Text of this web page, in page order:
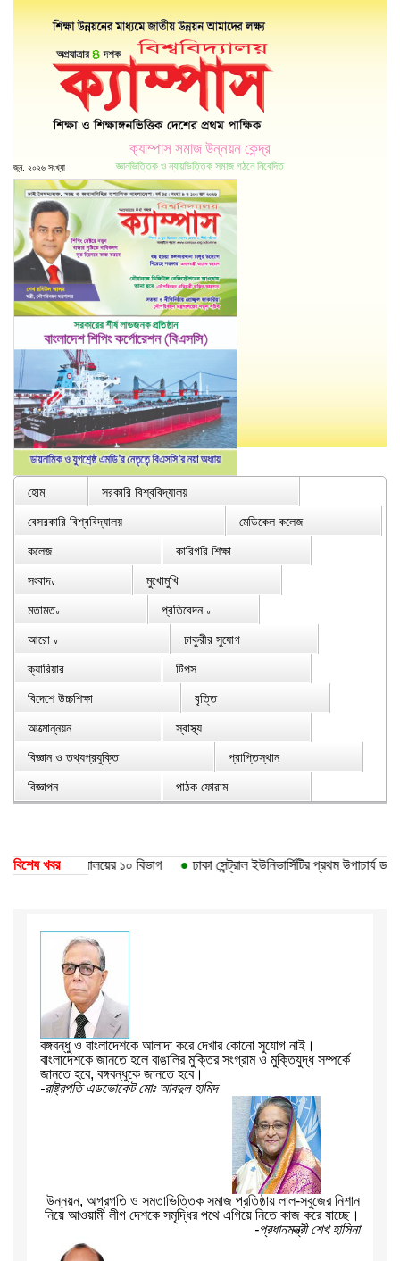
ক্যাম্পাস সমাজ উন্নয়ন কেন্দ্র
জ্ঞানভিত্তিক ও ন্যায়ভিত্তিক সমাজ গঠনে নিবেদিত
জুন, ২০২৬ সংখ্যা
হোম
সরকারি বিশ্ববিদ্যালয়
বেসরকারি বিশ্ববিদ্যালয়
মেডিকেল কলেজ
কলেজ
কারিগরি শিক্ষা
সংবাদ∨
মুখোমুখি
মতামত∨ প্রতিবেদন ∨
আরো ∨
চাকুরীর সুযোগ
ক্যারিয়ার
টিপস
বিদেশে উচ্চশিক্ষা
বৃত্তি
আত্মোন্নয়ন
স্বাস্থ্য
বিজ্ঞান ও তথ্যপ্রযুক্তি
প্রাপ্তিস্থান
বিজ্ঞাপন
পাঠক ফোরাম
বিশেষ খবর
বিশ্ববিদ্যালয়ের ১০ বিভাগ ● ঢাকা সেন্ট্রাল ইউনিভার্সিটির প্রথম উপাচার্য ড.
বঙ্গবন্ধু ও বাংলাদেশকে আলাদা করে দেখার কোনো সুযোগ নাই।
বাংলাদেশকে জানতে হলে বাঙালির মুক্তির সংগ্রাম ও মুক্তিযুদ্ধ সম্পর্কে
জানতে হবে, বঙ্গবন্ধুকে জানতে হবে।
-রাষ্ট্রপতি এডভোকেট মোঃ আবদুল হামিদ
উন্নয়ন, অগ্রগতি ও সমতাভিত্তিক সমাজ প্রতিষ্ঠায় লাল-সবুজের নিশান
নিয়ে আওয়ামী লীগ দেশকে সমৃদ্ধির পথে এগিয়ে নিতে কাজ করে যাচ্ছে।
-প্রধানমন্ত্রী শেখ হাসিনা